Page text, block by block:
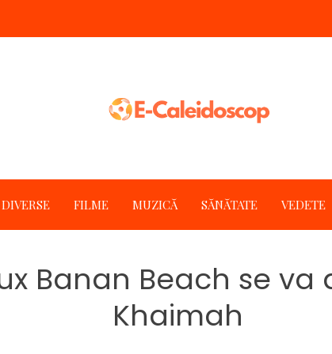
DIVERSE FILME MUZICĂ SĂNĂTATE VEDETE
Banan Beach se va
Khaimah